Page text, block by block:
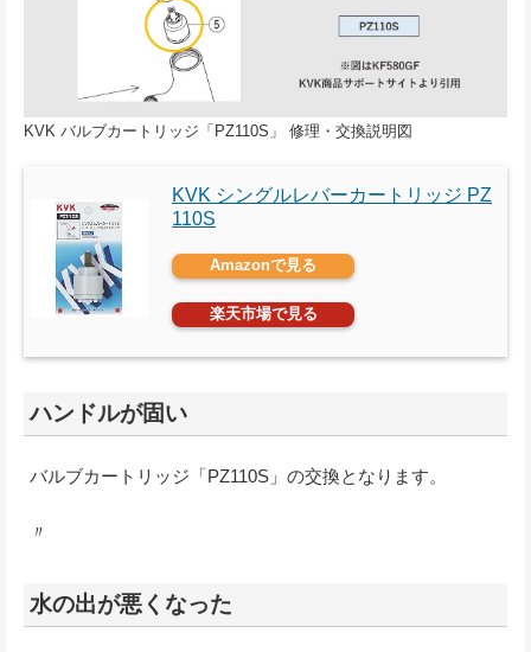
KVK バルブカートリッジ「PZ110S」 修理・交換説明図
KVK シングルレバーカートリッジ PZ
110S
Amazonで見る
楽天市場で見る
ハンドルが固い
バルブカートリッジ「PZ110S」の交換となります。
〃
水の出が悪くなった